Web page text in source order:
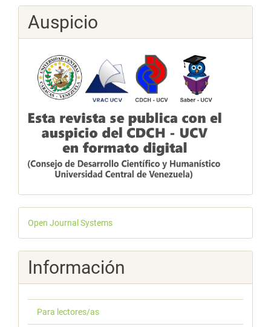
Auspicio
Desarrollado
por
Open Journal Systems
Información
Para lectores/as